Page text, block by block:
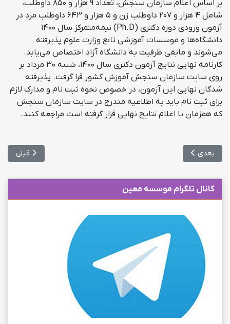
بر اساس اعلام سازمان سنجش، تعداد ۹ هزار و ۸۵۰ داوطلب،
شامل ۴ هزار و ۲۰۷ داوطلب زن و ۵ هزار و ۶۴۳ داوطلب مرد در
آزمون ورودی دوره دکتری (Ph.D) نیمه‌متمرکز سال ۱۴۰۰
دانشگاه‌ها و موسسات آموزشی تابع وزارت علوم پذیرفته
می‌شوند و مابقی ظرفیت به دانشگاه آزاد اختصاص می‌یابد.
کارنامه نهایی نتایج آزمون دکتری سال ۱۴۰۰، شنبه ۳۰ مرداد بر
روی سایت سازمان سنجش آموزش کشور قرا گرفت. پذیرفته
شدگان نهایی این آزمون، در خصوص نحوه ثبت نام و مدارک لازم
برای ثبت نام باید به اطلاعیه مندرج در سایت سازمان سنجش
که همزمان با اعلام نتایج نهایی قرار گرفته است مراجعه کنند.
مطلب قبلی:
قبلی
مطلب بعدی: اعلام جزئیات مرحله دوم آزمون دکتری رشته‌های علوم
بعدی
کانال تلگرام موسسه معین